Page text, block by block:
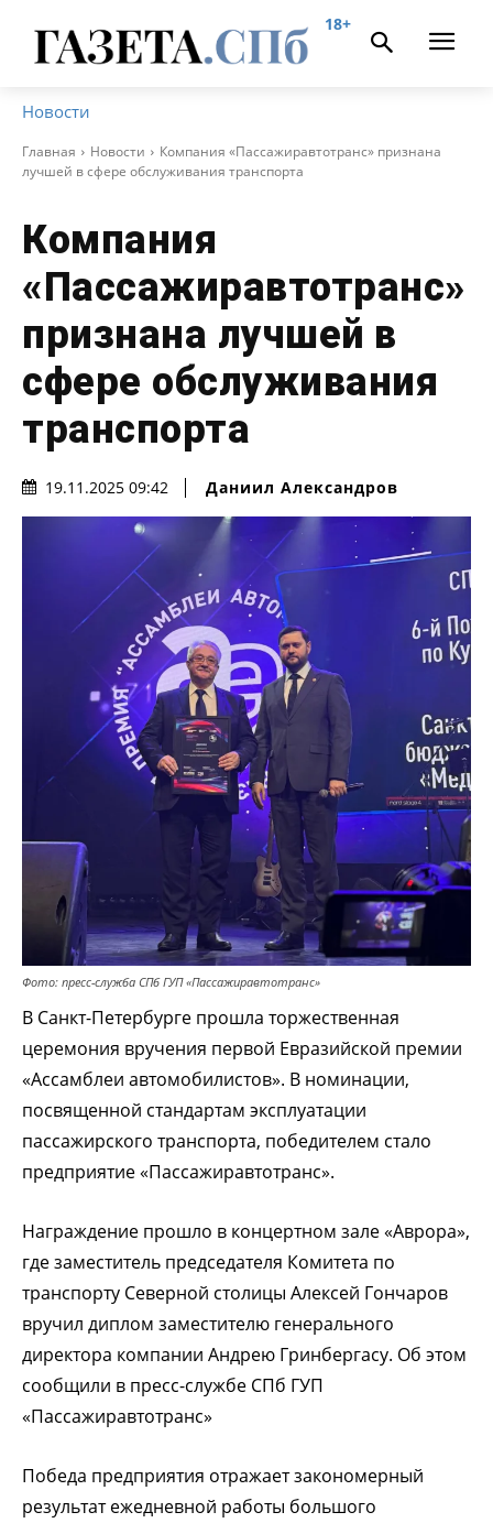
18+
Новости
Главная Новости
Компания «Пассажиравтотранс» признана
лучшей в сфере обслуживания транспорта
Компания
«Пассажиравтотранс»
признана лучшей в
сфере обслуживания
транспорта
19.11.2025 09:42 Даниил Александров
Фото: пресс-служба СПб ГУП «Пассажиравтотранс»
В Санкт-Петербурге прошла торжественная
церемония вручения первой Евразийской премии
«Ассамблеи автомобилистов». В номинации,
посвященной стандартам эксплуатации
пассажирского транспорта, победителем стало
предприятие «Пассажиравтотранс».
Награждение прошло в концертном зале «Аврора»,
где заместитель председателя Комитета по
транспорту Северной столицы Алексей Гончаров
вручил диплом заместителю генерального
директора компании Андрею Гринбергасу. Об этом
сообщили в пресс-службе СПб ГУП
«Пассажиравтотранс»
Победа предприятия отражает закономерный
результат ежедневной работы большого